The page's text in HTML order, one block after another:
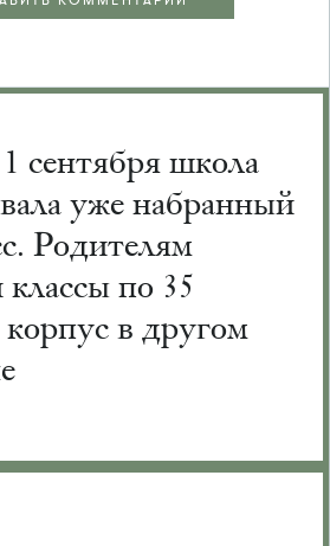
сентября школа
уже набранный
Родителям
по 35
в другом